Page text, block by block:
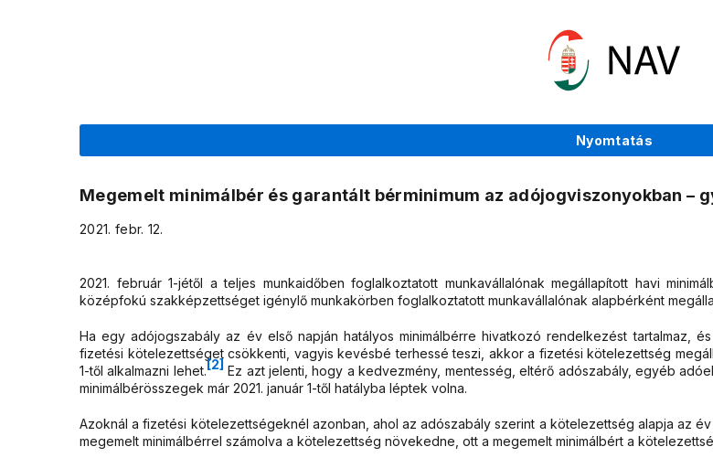
Nyomtatás
Megemelt minimálbér és garantált bérminimum az adójogviszonyokban –
2021. febr. 12.
2021. február 1-jétől a teljes munkaidőben foglalkoztatott munkavállalónak megállapított havi
középfokú szakképzettséget igénylő munkakörben foglalkoztatott munkavállalónak alapbérként
Ha egy adójogszabály az év első napján hatályos minimálbérre hivatkozó rendelkezést tartalmaz,
fizetési kötelezettséget csökkenti, vagyis kevésbé terhessé teszi, akkor a fizetési kötelezettség
1-től alkalmazni lehet.[2] Ez azt jelenti, hogy a kedvezmény, mentesség, eltérő adószabály, egyéb
minimálbérösszegek már 2021. január 1-től hatályba léptek volna.
Azoknál a fizetési kötelezettségeknél azonban, ahol az adószabály szerint a kötelezettség alapja az
megemelt minimálbérrel számolva a kötelezettség növekedne, ott a megemelt minimálbért a